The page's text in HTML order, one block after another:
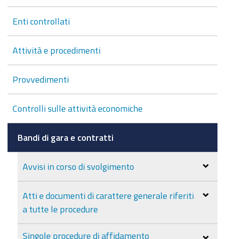
Enti controllati
Attività e procedimenti
Provvedimenti
Controlli sulle attività economiche
Bandi di gara e contratti
Avvisi in corso di svolgimento
Atti e documenti di carattere generale riferiti
a tutte le procedure
Singole procedure di affidamento